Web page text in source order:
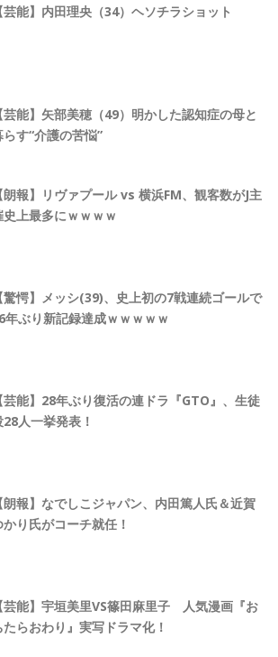
芸能】内田理央（34）ヘソチラショット
芸能】矢部美穂（49）明かした認知症の母と
らす“介護の苦悩”
朗報】リヴァプール vs 横浜FM、観客数がJ主
史上最多にｗｗｗｗ
驚愕】メッシ(39)、史上初の7戦連続ゴールで
年ぶり新記録達成ｗｗｗｗｗ
芸能】28年ぶり復活の連ドラ『GTO』、生徒
28人一挙発表！
朗報】なでしこジャパン、内田篤人氏＆近賀
かり氏がコーチ就任！
芸能】宇垣美里VS篠田麻里子 人気漫画『お
たらおわり』実写ドラマ化！